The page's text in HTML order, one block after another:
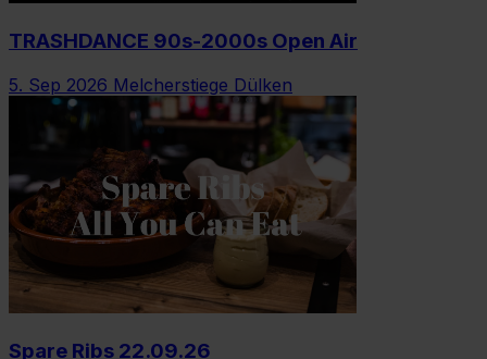
TRASHDANCE 90s-2000s Open Air
5. Sep 2026 Melcherstiege Dülken
Spare Ribs 22.09.26